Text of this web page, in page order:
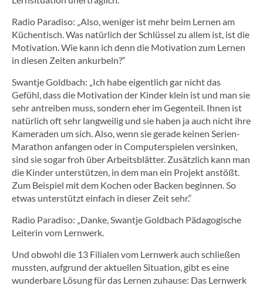
Radio Paradiso: „Also, weniger ist mehr beim Lernen am
Küchentisch. Was natürlich der Schlüssel zu allem ist, ist die
Motivation. Wie kann ich denn die Motivation zum Lernen
in diesen Zeiten ankurbeln?“
Swantje Goldbach: „Ich habe eigentlich gar nicht das
Gefühl, dass die Motivation der Kinder klein ist und man sie
sehr antreiben muss, sondern eher im Gegenteil. Ihnen ist
natürlich oft sehr langweilig und sie haben ja auch nicht ihre
Kameraden um sich. Also, wenn sie gerade keinen Serien-
Marathon anfangen oder in Computerspielen versinken,
sind sie sogar froh über Arbeitsblätter. Zusätzlich kann man
die Kinder unterstützen, in dem man ein Projekt anstößt.
Zum Beispiel mit dem Kochen oder Backen beginnen. So
etwas unterstützt einfach in dieser Zeit sehr.“
Radio Paradiso: „Danke, Swantje Goldbach Pädagogische
Leiterin vom Lernwerk.
Und obwohl die 13 Filialen vom Lernwerk auch schließen
mussten, aufgrund der aktuellen Situation, gibt es eine
wunderbare Lösung für das Lernen zuhause: Das Lernwerk